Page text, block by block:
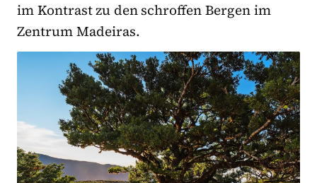
im Kontrast zu den schroffen Bergen im
Zentrum Madeiras.